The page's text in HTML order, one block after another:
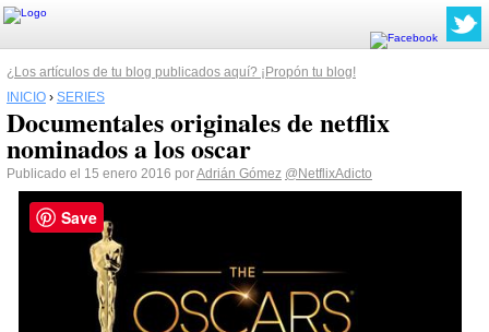
¿Los artículos de tu blog publicados aquí? ¡Propón tu blog!
INICIO › SERIES
Documentales originales de netflix
nominados a los oscar
Publicado el 15 enero 2016 porAdrián Gómez @NetflixAdicto
Save